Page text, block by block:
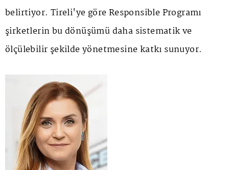
belirtiyor. Tireli'ye göre Responsible Programı
şirketlerin bu dönüşümü daha sistematik ve
ölçülebilir şekilde yönetmesine katkı sunuyor.